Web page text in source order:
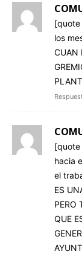
[quote
los
CUAN
[quote
hacia
el
ES
PERO
QUE